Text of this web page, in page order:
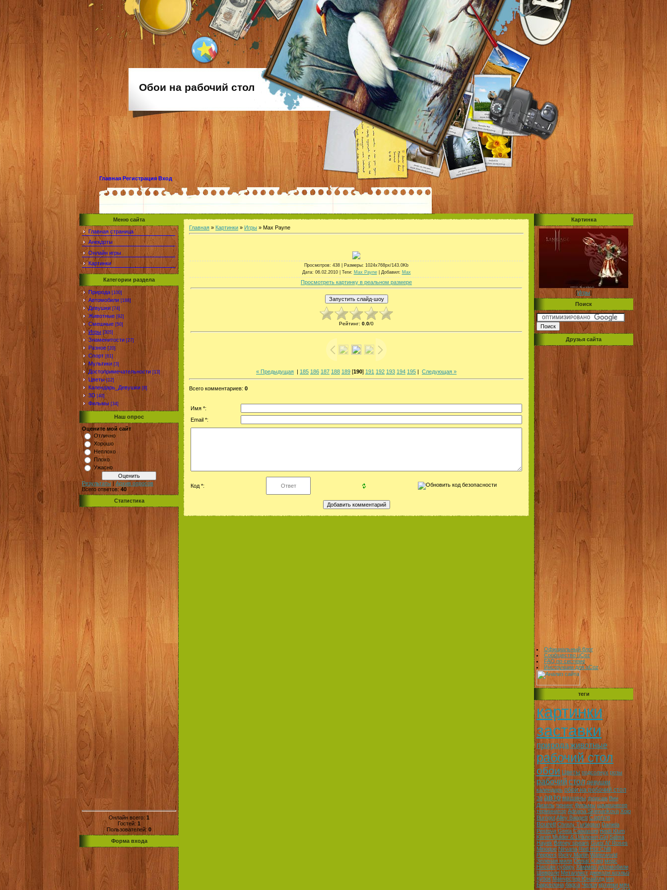
Обои на рабочий стол
Главная Регистрация Вход
Меню сайта
Главная страница
Анекдоты
Онлайн игры
Картинки
Категории раздела
Природа [100]
Автомобили [188]
Девушки [74]
Животные [92]
Смешные [50]
Игры [305]
Знаменитости [27]
Разное [20]
Спорт [61]
Мультики [3]
Достопримечательности [13]
Цветы [12]
Календарь_Девушки [8]
3D [40]
Фильмы [34]
Наш опрос
Оцените мой сайт
Отлично
Хорошо
Неплохо
Плохо
Ужасно
Результаты | Архив опросов
Всего ответов: 40
Статистика
Онлайн всего: 1
Гостей: 1
Пользователей: 0
Форма входа
Главная » Картинки » Игры » Max Payne
Просмотров: 438 | Размеры: 1024x768px/143.0Kb
Дата: 06.02.2010 | Теги: Max Payne| Добавил: Max
Просмотреть картинку в реальном размере
Рейтинг: 0.0/0
« Предыдущая | 185 186 187 188 189 [190] 191 192 193 194 195 | Следующая »
Всего комментариев: 0
Имя *:
Email *:
Код *:
Картинка
[Игры]
Поиск
Друзья сайта
Официальный блог
Сообщество uCoz
FAQ по системе
Инструкции для uCoz
теги
картинки
заставки
природаживотные
рабочий стол
обои Цветы подсолнух розы
рабочий стол девушки
календарь обои на робочий стол
3d авто машины форсаж Вин
Дизель тюнинг Фильмы шварцнегер
терминатор Adriana Sklenarikova Xojo
BurngotAlley Baggett Caprice
Bourett Christy Turlington Daniela
Pestova Greta Caiwasoni Heidi Klum
Karen Mulder & Unknown Girl Salma
Hayek Britney spears Guns N' Roses
Minoque Nirvana Red Hot Chilli
Peppers Ricky Martin Waterworld
Зеленая миля Denial Craig мерс
Ниссан субару Хаммер автомобили
Шевроле Металлист джексон коэльо
Кубок Манчестер Юнайтед мю
Барселона барса Челси кртинки мяч